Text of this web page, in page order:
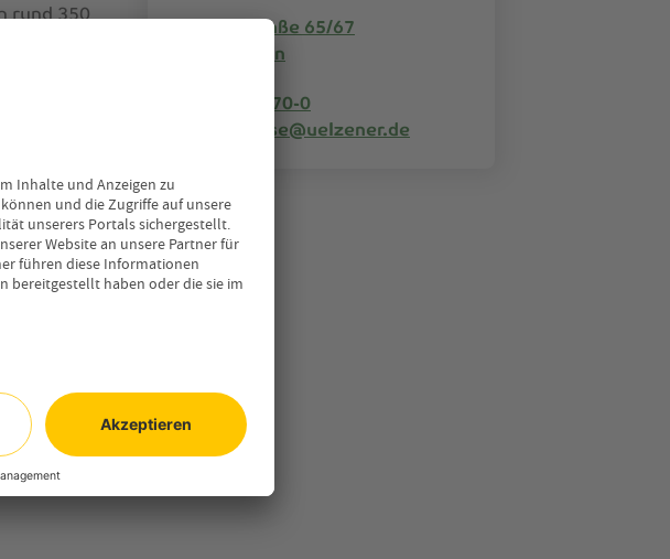
rund 350
ist es
GmbH
im
Daher
und
und
hat“,
gute
gute
ist so
Veerßer Straße 65/67
29525 Uelzen
0581 8070-0
presse@uelzener.de